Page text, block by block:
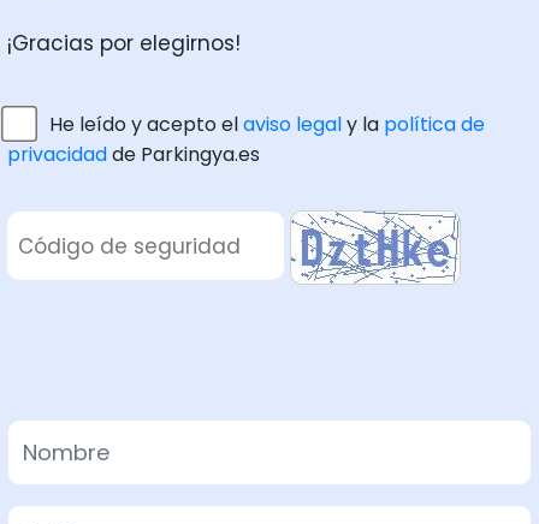
¡Gracias por elegirnos!
He leído y acepto elaviso legaly la política de
privacidadde Parkingya.es